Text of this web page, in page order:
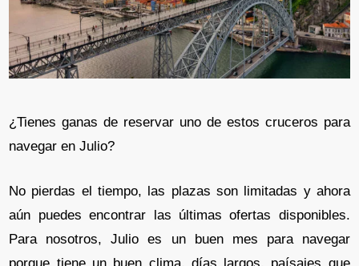
¿Tienes ganas de reservar uno de estos cruceros para
navegar en Julio?
No pierdas el tiempo, las plazas son limitadas y ahora
aún puedes encontrar las últimas ofertas disponibles.
Para nosotros, Julio es un buen mes para navegar
porque tiene un buen clima, días largos, paísajes que